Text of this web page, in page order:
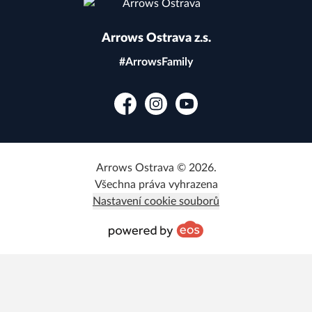
Arrows Ostrava z.s.
#ArrowsFamily
FacebookInstagramYouTube
Arrows Ostrava © 2026.
Všechna práva vyhrazena
Nastavení cookie souborů